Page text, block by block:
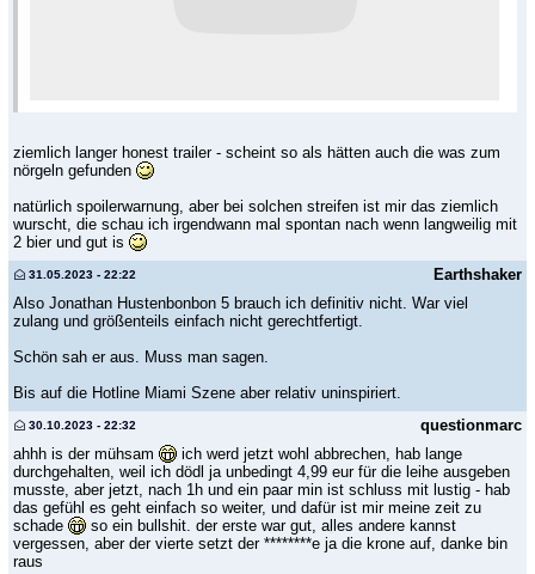
ziemlich langer honest trailer - scheint so als hätten auch die was zum
nörgeln gefunden
natürlich spoilerwarnung, aber bei solchen streifen ist mir das ziemlich
wurscht, die schau ich irgendwann mal spontan nach wenn langweilig mit
2 bier und gut is
Earthshaker
31.05.2023 - 22:22
Also Jonathan Hustenbonbon 5 brauch ich definitiv nicht. War viel
zulang und größenteils einfach nicht gerechtfertigt.
Schön sah er aus. Muss man sagen.
Bis auf die Hotline Miami Szene aber relativ uninspiriert.
questionmarc
30.10.2023 - 22:32
ahhh is der mühsam
ich werd jetzt wohl abbrechen, hab lange
durchgehalten, weil ich dödl ja unbedingt 4,99 eur für die leihe ausgeben
musste, aber jetzt, nach 1h und ein paar min ist schluss mit lustig - hab
das gefühl es geht einfach so weiter, und dafür ist mir meine zeit zu
schade
so ein bullshit. der erste war gut, alles andere kannst
vergessen, aber der vierte setzt der ********e ja die krone auf, danke bin
raus